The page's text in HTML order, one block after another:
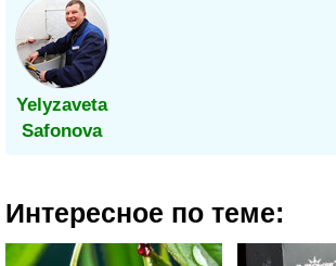
Yelyzaveta
Safonova
Интересное по теме: